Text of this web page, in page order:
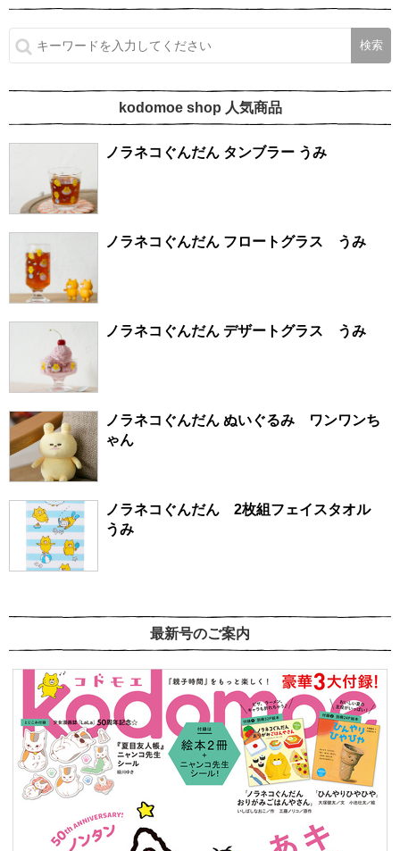
kodomoe shop 人気商品
ノラネコぐんだん タンブラー うみ
ノラネコぐんだん フロートグラス うみ
ノラネコぐんだん デザートグラス うみ
ノラネコぐんだん ぬいぐるみ ワンワンち
ゃん
ノラネコぐんだん 2枚組フェイスタオル
うみ
最新号のご案内